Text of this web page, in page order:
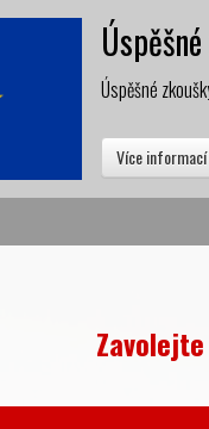
Úspěšné
Více informací